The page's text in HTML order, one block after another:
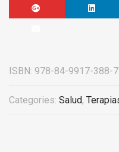
ISBN: 978-84-9917-388-7
Categories: Salud,